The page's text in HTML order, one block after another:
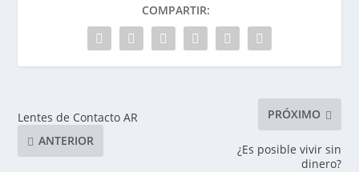
COMPARTIR:
Lentes de Contacto AR
ANTERIOR
PRÓXIMO
¿Es posible vivir sin
dinero?